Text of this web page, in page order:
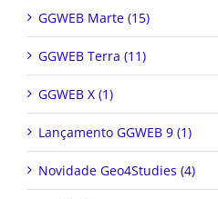
GGWEB Marte (15)
GGWEB Terra (11)
GGWEB X (1)
Lançamento GGWEB 9 (1)
Novidade Geo4Studies (4)